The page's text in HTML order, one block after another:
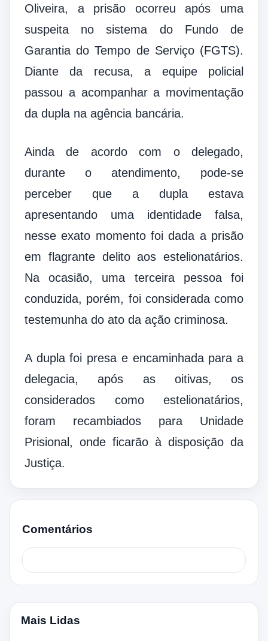
Oliveira, a prisão ocorreu após uma
suspeita no sistema do Fundo de
Garantia do Tempo de Serviço (FGTS).
Diante da recusa, a equipe policial
passou a acompanhar a movimentação
da dupla na agência bancária.
Ainda de acordo com o delegado,
durante o atendimento, pode-se
perceber que a dupla estava
apresentando uma identidade falsa,
nesse exato momento foi dada a prisão
em flagrante delito aos estelionatários.
Na ocasião, uma terceira pessoa foi
conduzida, porém, foi considerada como
testemunha do ato da ação criminosa.
A dupla foi presa e encaminhada para a
delegacia, após as oitivas, os
considerados como estelionatários,
foram recambiados para Unidade
Prisional, onde ficarão à disposição da
Justiça.
Comentários
Mais Lidas